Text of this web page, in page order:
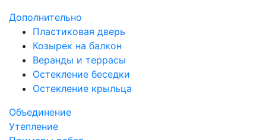
Дополнительно
Пластиковая дверь
Козырек на балкон
Веранды и террасы
Остекление беседки
Остекление крыльца
Объединение
Утепление